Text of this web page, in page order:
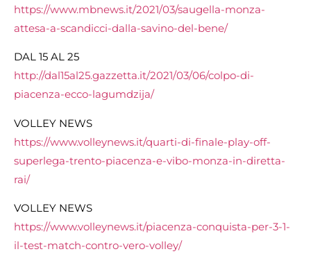
https://www.mbnews.it/2021/03/saugella-monza-
attesa-a-scandicci-dalla-savino-del-bene/
DAL 15 AL 25
http://dal15al25.gazzetta.it/2021/03/06/colpo-di-
piacenza-ecco-lagumdzija/
VOLLEY NEWS
https://www.volleynews.it/quarti-di-finale-play-off-
superlega-trento-piacenza-e-vibo-monza-in-diretta-
rai/
VOLLEY NEWS
https://www.volleynews.it/piacenza-conquista-per-3-1-
il-test-match-contro-vero-volley/